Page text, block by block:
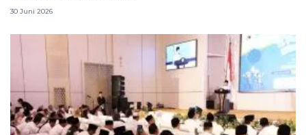
30 Juni 2026